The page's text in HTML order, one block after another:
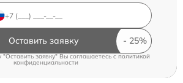
Оставить заявку
заявку" Вы соглашаетесь cполитикой
конфиденциальности